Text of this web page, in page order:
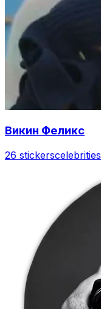
Викин Феликс
26 stickerscelebrities